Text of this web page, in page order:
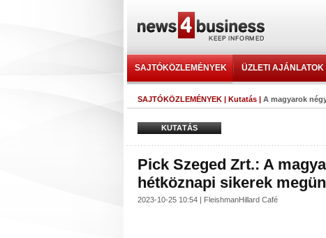
SAJTÓKÖZLEMÉNYEK ÜZLETI AJÁNLATOK
SAJTÓKÖZLEMÉNYEK | Kutatás | A magyarok
KUTATÁS
Pick Szeged Zrt.: A
hétköznapi sikerek
2023-10-25 10:54 | FleishmanHillard Café